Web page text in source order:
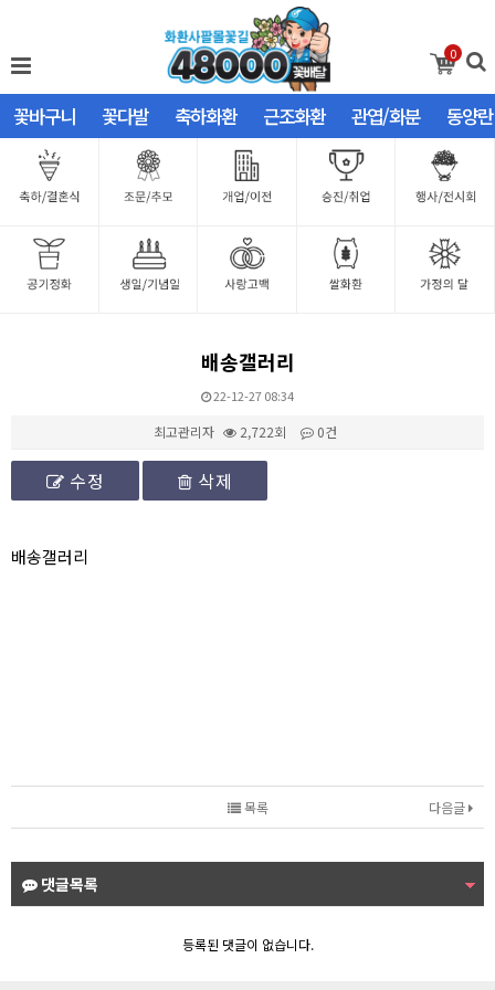
0
꽃바구니 꽃다발 축하화환 근조화환 관엽/화분 동양란
배송갤러리
22-12-27 08:34
최고관리자 2,722회 0건
수정 삭제
배송갤러리
다음글
목록
댓글목록
등록된 댓글이 없습니다.